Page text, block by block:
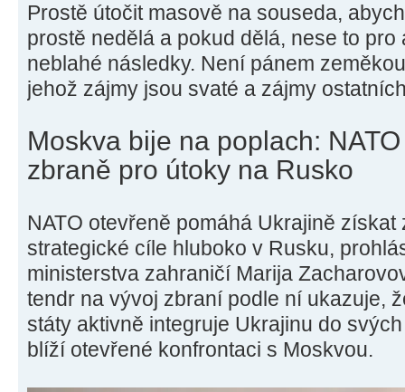
Prostě útočit masově na souseda,
prostě nedělá a pokud dělá, nese to
neblahé následky. Není pánem
jehož zájmy jsou svaté a zájmy
Moskva bije na poplach:
zbraně pro útoky na Rusko
NATO otevřeně pomáhá Ukrajině
strategické cíle hluboko v Rusku,
ministerstva zahraničí Marija
tendr na vývoj zbraní podle ní ukazuje,
státy aktivně integruje Ukrajinu do
blíží otevřené konfrontaci s Moskvou.